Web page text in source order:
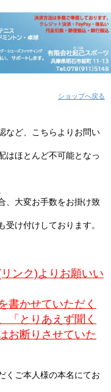
ショップへ戻る
など、こちらよりお問い
はほとんど不可能となっ
、大変お手数をお掛け致
受け付けしております。
ンク)よりお願いい
書かせていただく
「とりあえず聞く
お断りさせていた
くご本人様の本名にてお